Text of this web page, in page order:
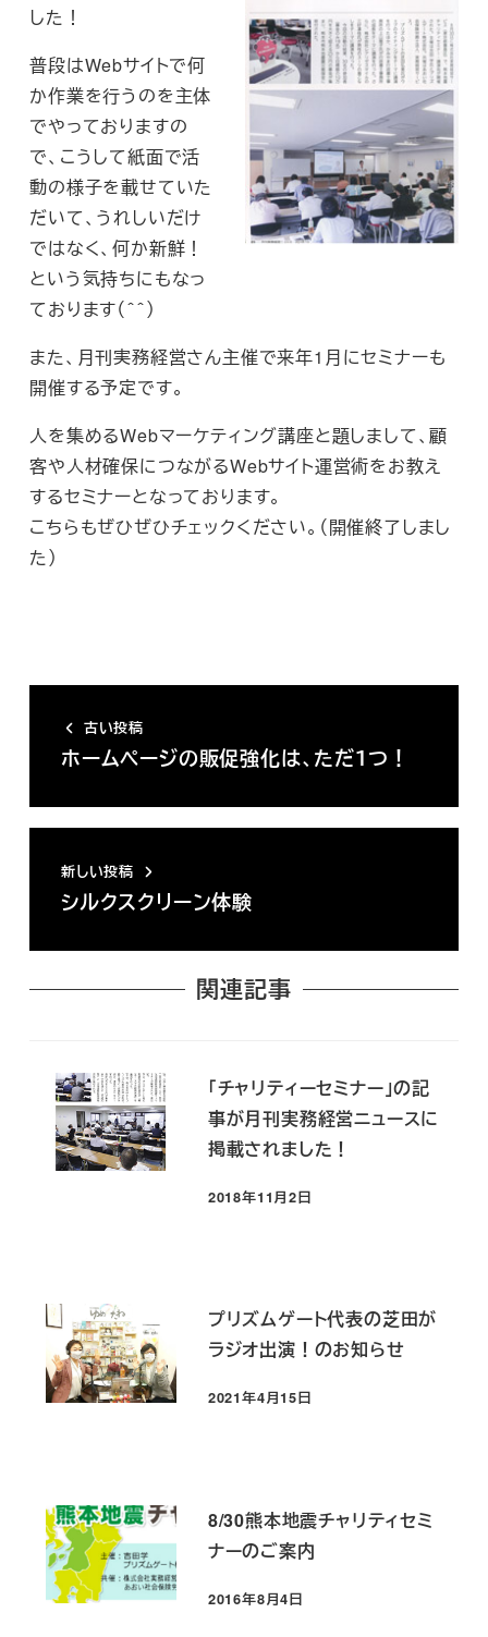
した！
普段はWebサイトで何
か作業を行うのを主体
でやっておりますの
で、こうして紙面で活
動の様子を載せていた
だいて、うれしいだけ
ではなく、何か新鮮！
という気持ちにもなっ
ております（＾＾）
また、月刊実務経営さん主催で来年1月にセミナーも
開催する予定です。
人を集めるWebマーケティング講座と題しまして、顧
客や人材確保につながるWebサイト運営術をお教え
するセミナーとなっております。
こちらもぜひぜひチェックください。（開催終了しまし
た）
古い投稿
ホームページの販促強化は、ただ１つ！
新しい投稿
シルクスクリーン体験
関連記事
「チャリティーセミナー」の記
事が月刊実務経営ニュースに
掲載されました！
投稿日
2018年11月2日
プリズムゲート代表の芝田が
ラジオ出演！のお知らせ
投稿日
2021年4月15日
8/30熊本地震チャリティセミ
ナーのご案内
投稿日
2016年8月4日